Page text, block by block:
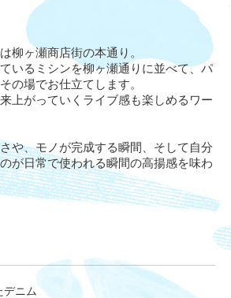
柳ヶ瀬商店街の本通り。
いるミシンを柳ヶ瀬通りに並べて、パ
の場でお仕立てします。
上がっていくライブ感も楽しめるワー
や、モノが完成する瞬間、そして自分
が日常で使われる瞬間の高揚感を味わ
デニム